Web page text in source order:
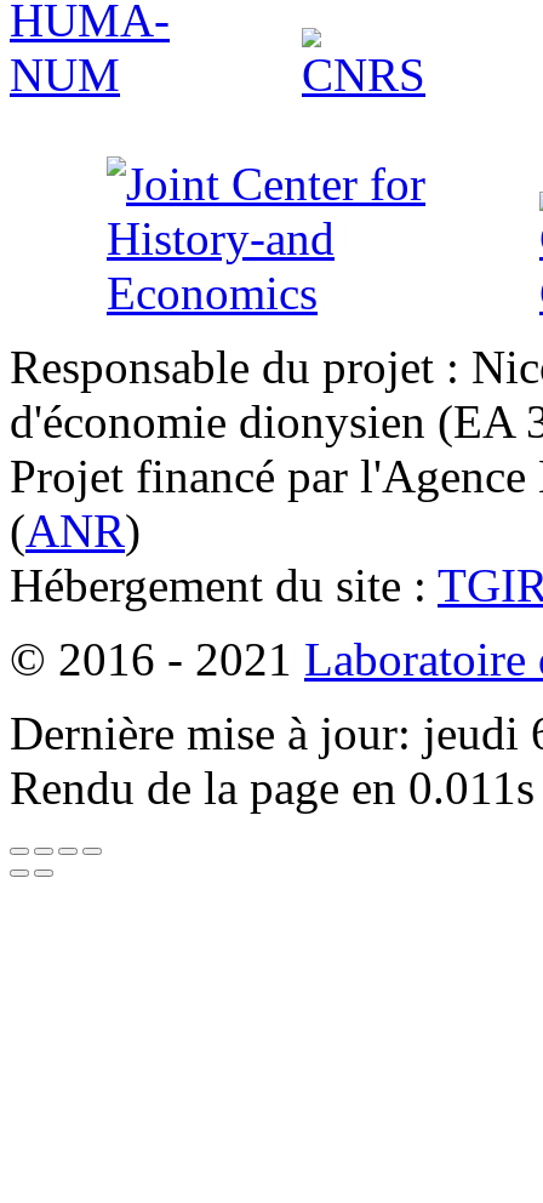
Responsable du projet :
d'économie dionysien
Projet financé par l'Agence
(ANR)
Hébergement du site :
© 2016 - 2021 Laboratoire
Dernière mise à jour:
Rendu de la page en 0.011s